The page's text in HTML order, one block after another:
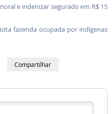
e indenizar segurado em R$ 15
fazenda ocupada por indígenas
Compartilhar